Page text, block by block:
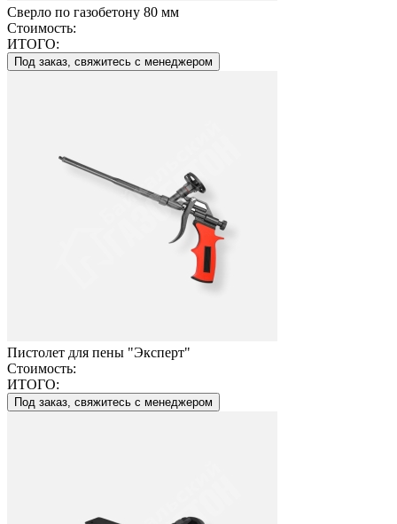
Сверло по газобетону 80 мм
Стоимость:
ИТОГО:
Под заказ, свяжитесь с менеджером
Пистолет для пены "Эксперт"
Стоимость:
ИТОГО:
Под заказ, свяжитесь с менеджером